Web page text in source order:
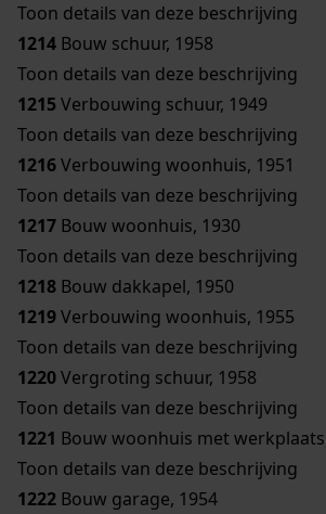
Toon details van deze beschrijving
1214 Bouw schuur, 1958
Toon details van deze beschrijving
1215Verbouwing schuur, 1949
Toon details van deze beschrijving
1216Verbouwing woonhuis, 1951
Toon details van deze beschrijving
1217 Bouw woonhuis, 1930
Toon details van deze beschrijving
1218 Bouw dakkapel, 1950
1219Verbouwing woonhuis, 1955
Toon details van deze beschrijving
1220Vergroting schuur, 1958
Toon details van deze beschrijving
1221 Bouw woonhuis met
Toon details van deze beschrijving
1222 Bouw garage, 1954